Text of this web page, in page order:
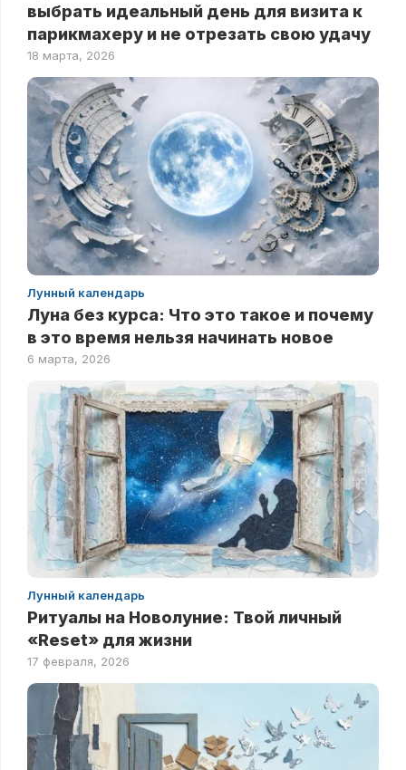
выбрать идеальный день для визита к
парикмахеру и не отрезать свою удачу
18 марта, 2026
Лунный календарь
Луна без курса: Что это такое и почему
в это время нельзя начинать новое
6 марта, 2026
Лунный календарь
Ритуалы на Новолуние: Твой личный
«Reset» для жизни
17 февраля, 2026